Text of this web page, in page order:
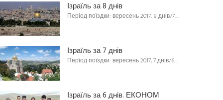
Ізраїль за 8 днів
Період поїздки: вересень 2017, 8 днів/7…
Ізраїль за 7 днів
Період поїздки: вересень 2017, 7 днів/6…
Ізраїль за 6 днів. ЕКОНОМ